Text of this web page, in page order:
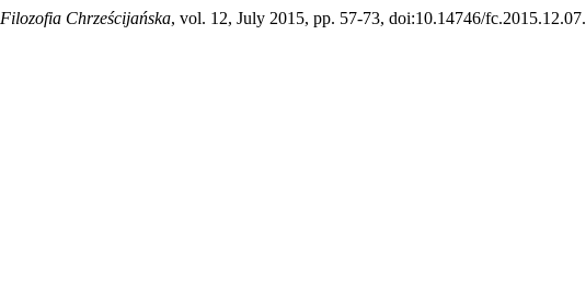
Filozofia Chrześcijańska, vol. 12, July 2015, pp. 57-73, doi:10.14746/fc.2015.12.07.